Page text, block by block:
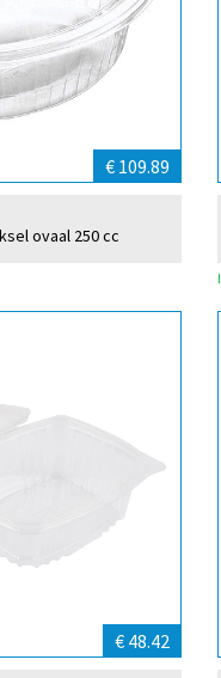
€ 109.89
ovaal 250 cc
€ 48.42